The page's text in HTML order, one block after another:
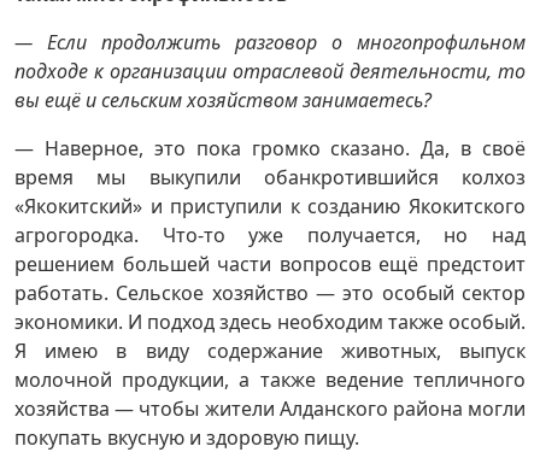
— Если продолжить разговор о многопрофильном
подходе к организации отраслевой деятельности, то
вы ещё и сельским хозяйством занимаетесь?
— Наверное, это пока громко сказано. Да, в своё
время мы выкупили обанкротившийся колхоз
«Якокитский» и приступили к созданию Якокитского
агрогородка. Что-то уже получается, но над
решением большей части вопросов ещё предстоит
работать. Сельское хозяйство — это особый сектор
экономики. И подход здесь необходим также особый.
Я имею в виду содержание животных, выпуск
молочной продукции, а также ведение тепличного
хозяйства — чтобы жители Алданского района могли
покупать вкусную и здоровую пищу.